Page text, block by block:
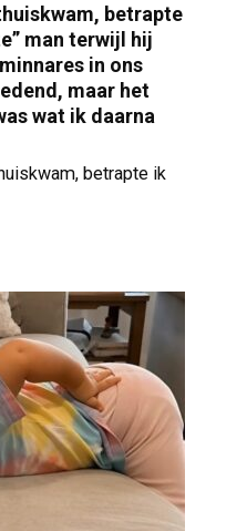
betrapte
man terwijl hij
in ons
maar het
wat ik daarna
betrapte ik